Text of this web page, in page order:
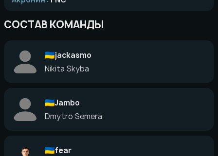
СОСТАВ КОМАНДЫ
jackasmo
Nikita Skyba
Jambo
Dmytro Semera
fear